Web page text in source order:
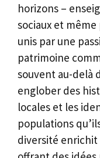
horizons –
sociaux et
unis par une
patrimoine
souvent au-delà
englober des
locales et les
populations
diversité enrichit